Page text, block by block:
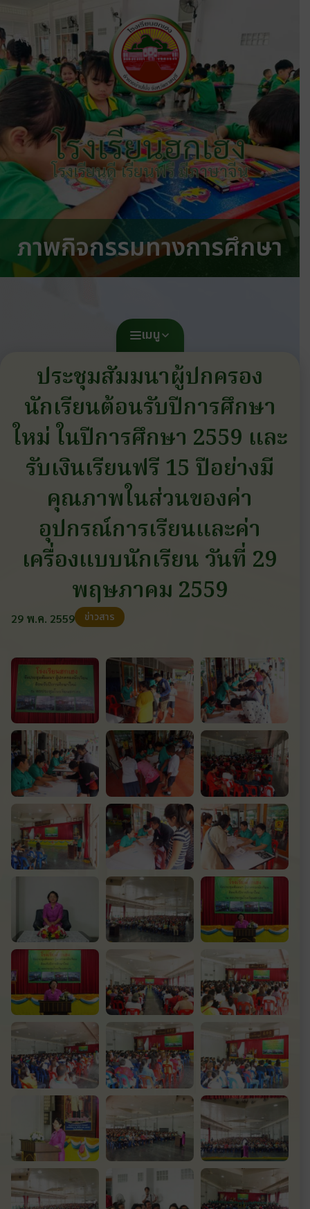
โรงเรียนฮกเฮง
โรงเรียนดี เรียนฟรี มีภาษาจีน
ภาพกิจกรรมทางการศึกษา
เมนู
ประชุมสัมมนาผู้ปกครอง
นักเรียนต้อนรับปีการศึกษา
ใหม่ ในปีการศึกษา 2559 และ
รับเงินเรียนฟรี 15 ปีอย่างมี
คุณภาพในส่วนของค่า
อุปกรณ์การเรียนและค่า
เครื่องแบบนักเรียน วันที่ 29
พฤษภาคม 2559
29 พ.ค. 2559 ข่าวสาร